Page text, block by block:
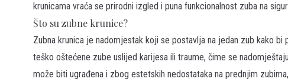
krunicama vraća se prirodni izgled i puna funkcionalnost zuba na
Što su zubne krunice?
Zubna krunica je nadomjestak koji se postavlja na jedan zub kako
teško oštećene zube uslijed karijesa ili traume, čime se
može biti ugrađena i zbog estetskih nedostataka na prednjim